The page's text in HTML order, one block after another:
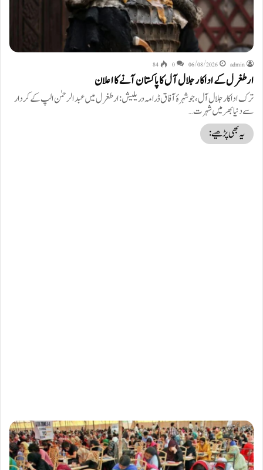
admin
06/08/2026
0
84
ارطغرل کے اداکار جلال آل کا پاکستان آنے کا اعلان
ترک اداکار جلال آل، جو شہرۂ آفاق ڈرامہ دریلیش: ارطغرل میں عبدالرحمٰن الپ کے کردار
سے دنیا بھر میں شہرت…
یہ بھی پڑھیے: